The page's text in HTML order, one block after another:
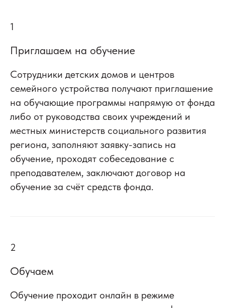
1
Приглашаем на обучение
Сотрудники детских домов и центров
семейного устройства получают приглашение
на обучающие программы напрямую от фонда
либо от руководства своих учреждений и
местных министерств социального развития
региона, заполняют заявку-запись на
обучение, проходят собеседование с
преподавателем, заключают договор на
обучение за счёт средств фонда.
2
Обучаем
Обучение проходит онлайн в режиме